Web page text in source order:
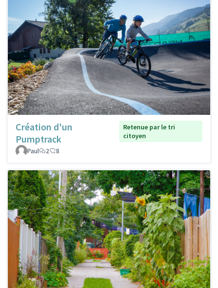
Création d'un
Pumptrack
Retenue par le tri
citoyen
Paul
2 8